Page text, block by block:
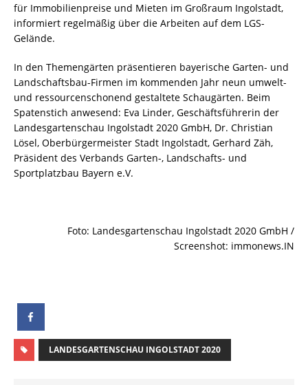
für Immobilienpreise und Mieten im Großraum Ingolstadt,
informiert regelmäßig über die Arbeiten auf dem LGS-
Gelände.
In den Themengärten präsentieren bayerische Garten- und
Landschaftsbau-Firmen im kommenden Jahr neun umwelt-
und ressourcenschonend gestaltete Schaugärten. Beim
Spatenstich anwesend: Eva Linder, Geschäftsführerin der
Landesgartenschau Ingolstadt 2020 GmbH, Dr. Christian
Lösel, Oberbürgermeister Stadt Ingolstadt, Gerhard Zäh,
Präsident des Verbands Garten-, Landschafts- und
Sportplatzbau Bayern e.V.
Foto: Landesgartenschau Ingolstadt 2020 GmbH /
Screenshot: immonews.IN
LANDESGARTENSCHAU INGOLSTADT 2020